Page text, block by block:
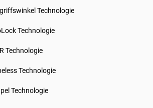
Technologie
Technologie
Technologie
Technologie
Technologie